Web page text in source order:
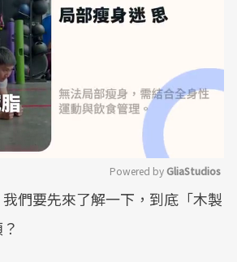
Mute
Powered by GliaStudios
們要先來了解一下，到底「木製